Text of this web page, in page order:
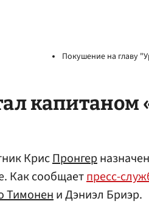
Покушение на главу
КрисПронгер
Как сообщаетпресс-
Тимонени Дэниэл Бриэр.